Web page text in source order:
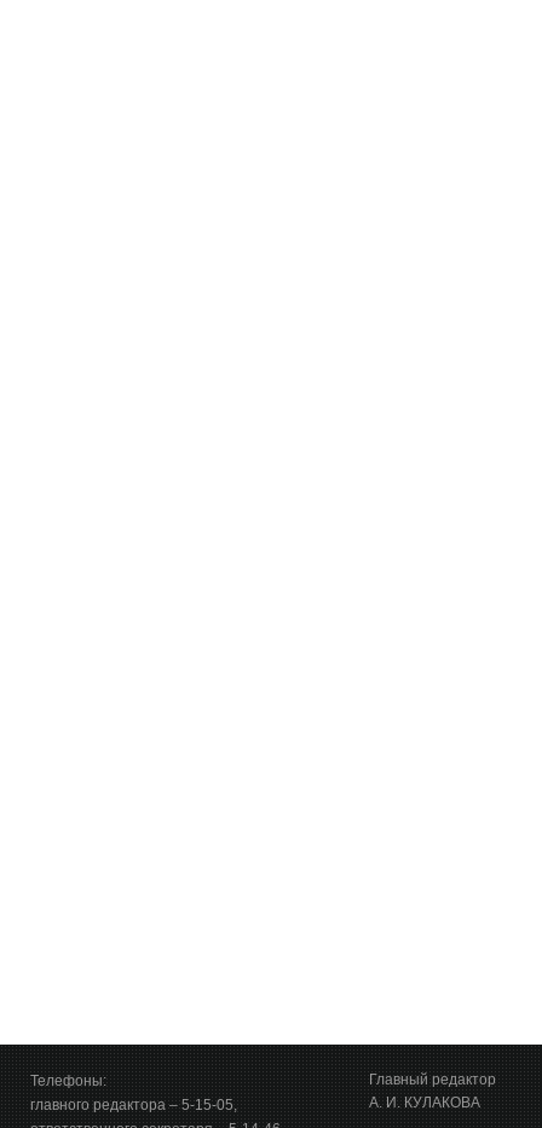
Телефоны:
главного редактора – 5-15-05,
Главный редактор
А. И. КУЛАКОВА